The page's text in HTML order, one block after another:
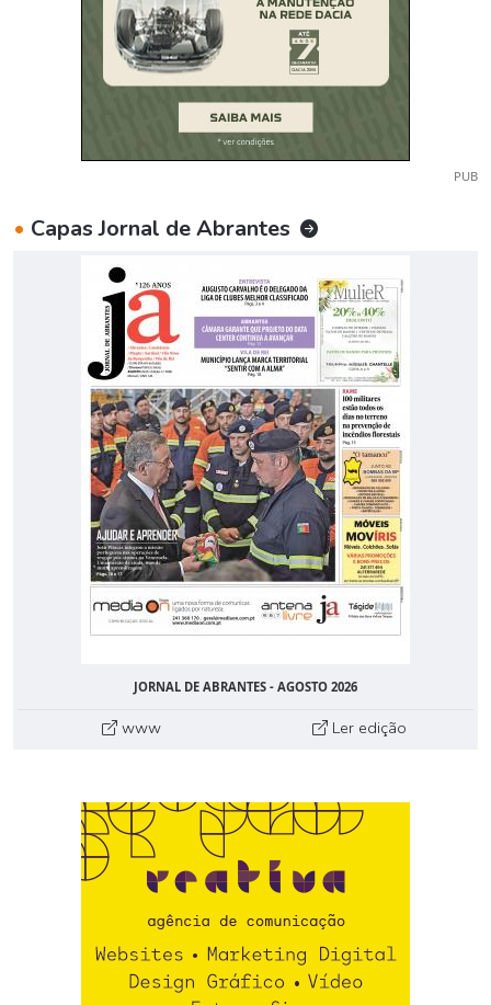
PUB
• Capas Jornal de Abrantes
JORNAL DE ABRANTES - AGOSTO 2026
www Ler edição